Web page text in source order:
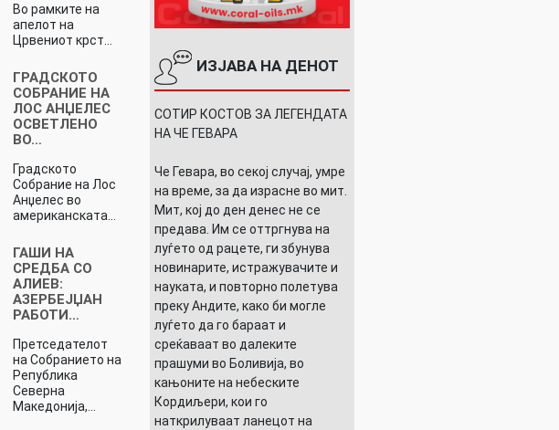
Во рамките на
апелот на
Црвениот крст…
ГРАДСКОТО
СОБРАНИЕ НА
ЛОС АНЏЕЛЕС
ОСВЕТЛЕНО
ВО…
Градското
Собрание на Лос
Анџелес во
американската…
ГАШИ НА
СРЕДБА СО
АЛИЕВ:
АЗЕРБЕЈЏАН
РАБОТИ…
Претседателот
на Собранието на
Република
Северна
Македонија,…
ИЗЈАВА НА ДЕНОТ
СОТИР КОСТОВ ЗА ЛЕГЕНДАТА
НА ЧЕ ГЕВАРА
Че Гевара, во секој случај, умре
на време, за да израсне во мит.
Мит, кој до ден денес не се
предава. Им се оттргнува на
луѓето од рацете, ги збунува
новинарите, истражувачите и
науката, и повторно полетува
преку Андите, како би могле
луѓето да го бараат и
среќаваат во далеките
прашуми во Боливија, во
кањоните на небеските
Кордиљери, кои го
наткрилуваат ланецот на